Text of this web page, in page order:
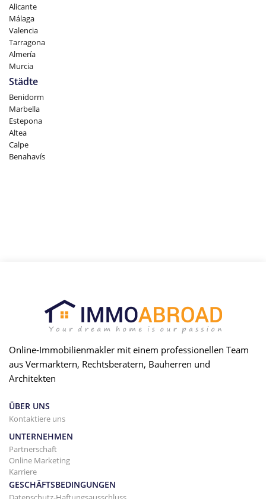
Alicante
Málaga
Valencia
Tarragona
Almería
Murcia
Städte
Benidorm
Marbella
Estepona
Altea
Calpe
Benahavís
Online-Immobilienmakler mit einem professionellen Team
aus Vermarktern, Rechtsberatern, Bauherren und
Architekten
ÜBER UNS
Kontaktiere uns
UNTERNEHMEN
Partnerschaft
Online Marketing
Karriere
GESCHÄFTSBEDINGUNGEN